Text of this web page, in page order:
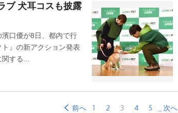
ブ 犬耳コスも披露
口優が8日、都内で行
』の新アクション発表
する...
前へ 1 2 3 4 5 次へ